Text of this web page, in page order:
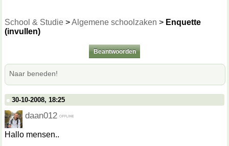
School & Studie >Algemene schoolzaken > Enquette
(invullen)
Beantwoorden
Naar beneden!
30-10-2008, 18:25
daan012
Hallo mensen..